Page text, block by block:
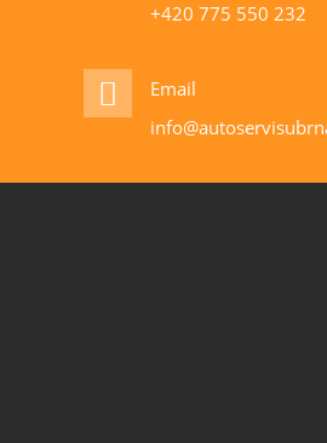
+420 775 550 232
Email